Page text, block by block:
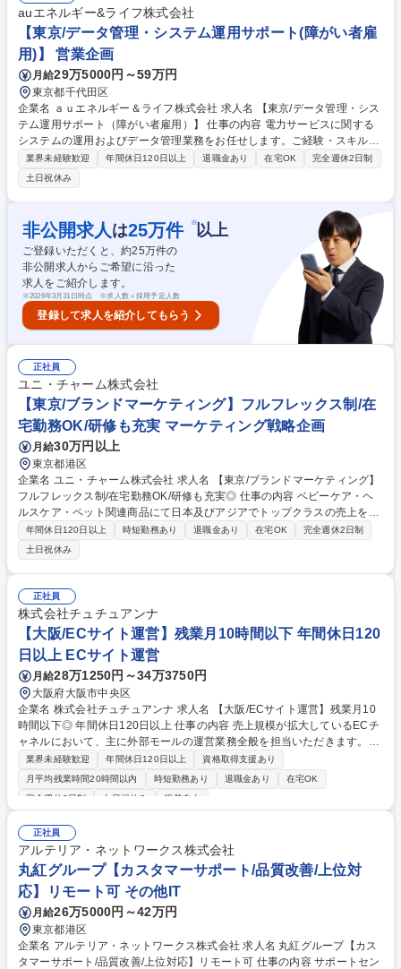
よび「運営業務委託契約書」の作成 ■飲食フードのマーケティング市場調
査 ＊まずは先輩社員のサポートからスタート。営業、運営、販売計画を実
行し現状を把握して頂きます。 募集職種 【キャラクターフード事業/マネ
ージャー候補】サンリオカフェ等飲食事業拡大
auエネルギー&ライフ株式会社
【東京/データ管理・システム運用サポート(障がい者雇
用)】 営業企画
月給29万5000円～59万円
東京都千代田区
企業名 ａｕエネルギー＆ライフ株式会社 求人名 【東京/データ管理・シス
テム運用サポート（障がい者雇用）】 仕事の内容 電力サービスに関する
システムの運用およびデータ管理業務をお任せします。ご経験・スキルに
応じて、データ管理・データ加工業務（定型業務）を中心に担当いただき
ます。 【定型業務】■データのチェック作業■データ加工およびシステム
への登録作業■データ更新・マスタ管理■テスト手順書に基づくテスト作業
■管理表の作成・チェック■システム運用（監視・障害一次対応） 【非定
型業務】※スキルに応じて ■システム開発のサポート■要件定義・設計の
補助 ■ベンダーとの調整補助■システム改善・最適化の検討 募集職種 【東
京/データ管理・システム運用サポート（障がい者雇用）】
業界未経験歓迎 年間休日120日以上 退職金あり 在宅OK
完全週休2日制
土日祝休み
非公開求人 は25万件 ※以上
ご登録いただくと、約25万件の
非公開求人からご希望に沿った
求人をご紹介します。
※2026年3月31日時点 ※求人数＝採用予定人数
登録して求人を紹介してもらう
正社員
ユニ・チャーム株式会社
【東京/ブランドマーケティング】フルフレックス制/在
宅勤務OK/研修も充実 マーケティング戦略企画
月給30万円以上
東京都港区
企業名 ユニ・チャーム株式会社 求人名 【東京/ブランドマーケティング】
フルフレックス制/在宅勤務OK/研修も充実◎ 仕事の内容 ベビーケア・ヘ
ルスケア・ペット関連商品にて日本及びアジアでトップクラスの売上を誇
る弊社ブランドを市場TOPの地位へ成長させるためのマーケティング戦略
を策定・実行していただきます(海外売上比率6割超え)。 【職務内容】市
場や消費者の洞察を深め、消費者のインサイトを捉えた製品の開発や改良
に加えて、「買いたい！」と思わせるユニークなマーケティング戦略（パ
ッケージ、広告、デジタルなど）を施行することが主な業務となります。
【魅力】担当するブランドに対して、売上・利益・シェア・ブランドに対
する評価の全てに責任と裁量権をもって関わることが可能です。 募集職種
【東京/ブランドマーケティング】フルフレックス制/在宅勤務OK/研修も充
実◎
年間休日120日以上 時短勤務あり 退職金あり 在宅OK
完全週休2日制
土日祝休み
正社員
株式会社チュチュアンナ
【大阪/ECサイト運営】残業月10時間以下 年間休日120
日以上 ECサイト運営
月給28万1250円～34万3750円
大阪府大阪市中央区
企業名 株式会社チュチュアンナ 求人名 【大阪/ECサイト運営】残業月10
時間以下◎ 年間休日120日以上 仕事の内容 売上規模が拡大しているECチ
ャネルにおいて、主に外部モールの運営業務全般を担当いただきます。チ
ームで協力し売上に直結する運営計画立案、実行、結果分析までのPDCA
を回し売上拡大をお任せいたします。 【具体的には】 ■外部モール担当チ
ャネルの予実管理 ※楽天市場/ZOZOTOWN/Qoo10/SHOPLIST等 ■営業施
析 募集職種 【大阪/ECサイト運営】残業月10時間以下◎ 年間休日120日
以上
業界未経験歓迎 年間休日120日以上
資格取得支援あり
月平均残業時間20時間以内
時短勤務あり 退職金あり
在宅OK
完全週休2日制
土日祝休み 服装自由
正社員
アルテリア・ネットワークス株式会社
丸紅グループ【カスタマーサポート/品質改善/上位対
応】リモート可 その他IT
月給26万5000円～42万円
東京都港区
企業名 アルテリア・ネットワークス株式会社 求人名 丸紅グループ【カス
タマーサポート/品質改善/上位対応】リモート可 仕事の内容 サポートセン